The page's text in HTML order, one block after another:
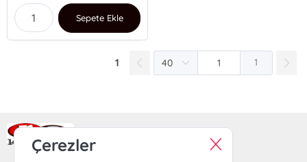
Sepete Ekle
1 1
Ra Yayın Kitabevi
Çerezler